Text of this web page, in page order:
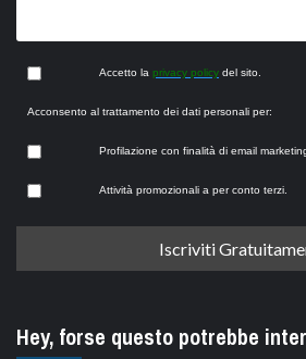
Accetto la privacy policy del sito.
Acconsento al trattamento dei dati personali per:
Profilazione con finalità di email
Attività promozionali a per conto terzi.
Hey, forse questo potrebbe